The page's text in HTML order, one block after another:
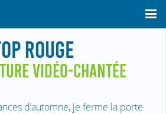
ROUGE
VIDÉO-CHANTÉE
d’automne, je ferme la porte